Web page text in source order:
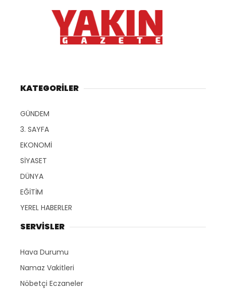
KATEGORİLER
GÜNDEM
3. SAYFA
EKONOMİ
SİYASET
DÜNYA
EĞİTİM
YEREL HABERLER
SERVİSLER
Hava Durumu
Namaz Vakitleri
Nöbetçi Eczaneler